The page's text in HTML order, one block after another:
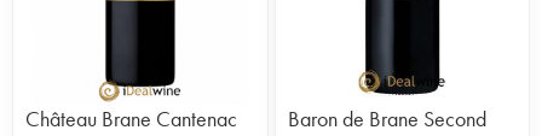
den großen Weinen von Bordeaux, geschätzt für
sein außergewöhnliches Lagerpotenzial und seine
Château Brane Cantenac
Baron de Brane Second